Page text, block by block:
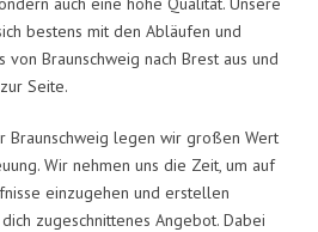
bestens mit den Abläufen und
Braunschweig nach Brest aus und
Seite.
Braunschweig legen wir großen Wert
Wir nehmen uns die Zeit, um auf
einzugehen und erstellen
zugeschnittenes Angebot. Dabei